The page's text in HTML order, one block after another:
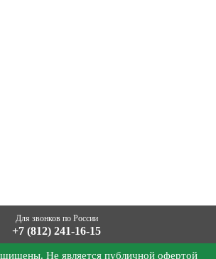
Для звонков по России
+7 (812) 241-16-15
Не является публичной офертой